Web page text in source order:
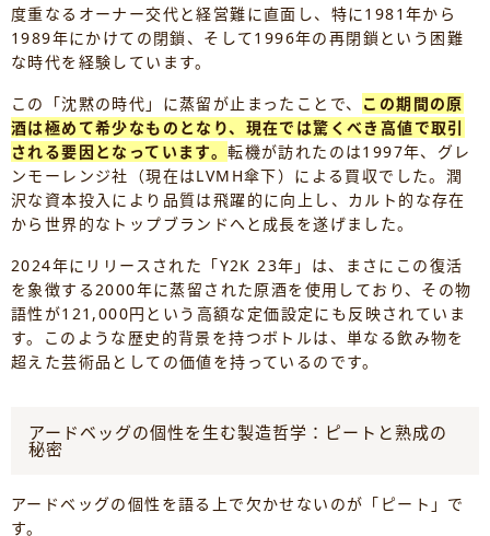
度重なるオーナー交代と経営難に直面し、特に1981年から
1989年にかけての閉鎖、そして1996年の再閉鎖という困難
な時代を経験しています。
この「沈黙の時代」に蒸留が止まったことで、 この期間の原
酒は極めて希少なものとなり、現在では驚くべき高値で取引
される要因となっています。転機が訪れたのは1997年、グレ
ンモーレンジ社（現在はLVMH傘下）による買収でした。潤
沢な資本投入により品質は飛躍的に向上し、カルト的な存在
から世界的なトップブランドへと成長を遂げました。
2024年にリリースされた「Y2K 23年」は、まさにこの復活
を象徴する2000年に蒸留された原酒を使用しており、その物
語性が121,000円という高額な定価設定にも反映されていま
す。このような歴史的背景を持つボトルは、単なる飲み物を
超えた芸術品としての価値を持っているのです。
アードベッグの個性を生む製造哲学：ピートと熟成の
秘密
アードベッグの個性を語る上で欠かせないのが「ピート」で
す。